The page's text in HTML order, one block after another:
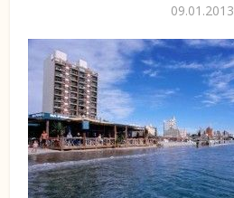
09.01.2013